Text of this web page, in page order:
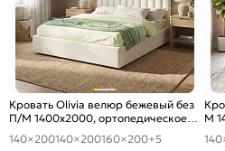
Кровать Olivia велюр бежевый без
П/М 1400x2000, ортопедическое
основание, изголовье мягкое
140×200140×200160×200+5
М